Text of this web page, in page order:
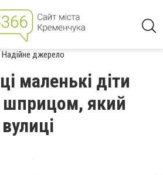
Надійне джерело
маленькі діти
шприцом, який